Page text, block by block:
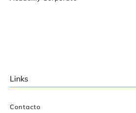
Links
Contacto